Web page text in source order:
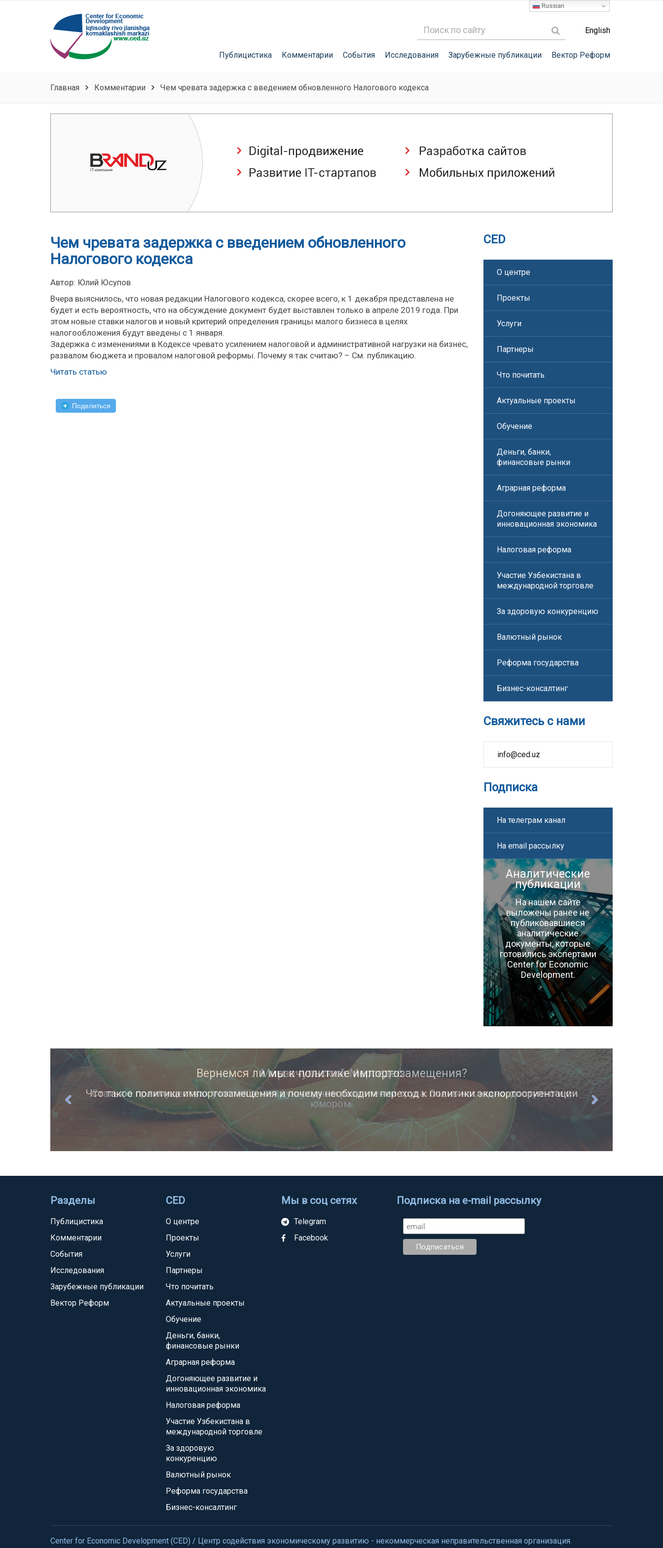
English
Публицистика Комментарии События Исследования Зарубежные публикации Вектор Реформ
Главная Комментарии Чем чревата задержка с введением обновленного Налогового кодекса
Чем чревата задержка с введением обновленного
Налогового кодекса
Автор: Юлий Юсупов
Вчера выяснилось, что новая редакции Налогового кодекса, скорее всего, к 1 декабря представлена не
будет и есть вероятность, что на обсуждение документ будет выставлен только в апреле 2019 года. При
этом новые ставки налогов и новый критерий определения границы малого бизнеса в целях
налогообложения будут введены с 1 января.
Задержка с изменениями в Кодексе чревато усилением налоговой и административной нагрузки на бизнес,
развалом бюджета и провалом налоговой реформы. Почему я так считаю? – См. публикацию.
Читать статью
Поделиться
CED
О центре
Проекты
Услуги
Партнеры
Что почитать
Актуальные проекты
Обучение
Деньги, банки,
финансовые рынки
Аграрная реформа
Догоняющее развитие и
инновационная экономика
Налоговая реформа
Участие Узбекистана в
международной торговле
За здоровую конкуренцию
Валютный рынок
Реформа государства
Бизнес-консалтинг
Свяжитесь с нами
info@ced.uz
Подписка
На телеграм канал
На email рассылку
Аналитические
публикации
На нашем сайте
выложены ранее не
публиковавшиеся
аналитические
документы, которые
готовились экспертами
Center for Economic
Development.
Мирзачульский Мерседес
Статья о преимуществах участия в международном разделении труда. Очень наглядно, доступно и с
юмором.
Разделы
Публицистика
Комментарии
События
Исследования
Зарубежные публикации
Вектор Реформ
CED
О центре
Проекты
Услуги
Партнеры
Что почитать
Актуальные проекты
Обучение
Деньги, банки,
финансовые рынки
Аграрная реформа
Догоняющее развитие и
инновационная экономика
Налоговая реформа
Участие Узбекистана в
международной торговле
За здоровую
конкуренцию
Валютный рынок
Реформа государства
Бизнес-консалтинг
Мы в соц сетях
Telegram
Facebook
Подписка на e-mail рассылку
Center for Economic Development (CED) / Центр содействия экономическому развитию - некоммерческая неправительственная организация.
Russian